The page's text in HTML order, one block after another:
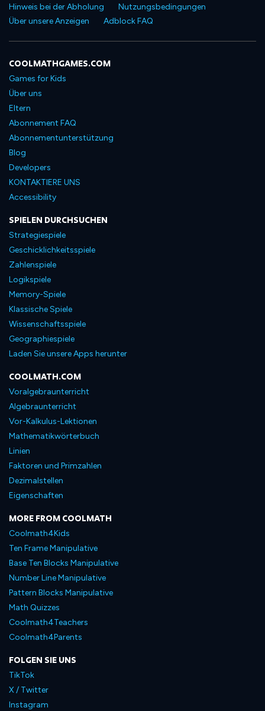
Hinweis bei der Abholung
Nutzungsbedingungen
Über unsere Anzeigen
Adblock FAQ
COOLMATHGAMES.COM
Games for Kids
Über uns
Eltern
Abonnement FAQ
Abonnementunterstützung
Blog
Developers
KONTAKTIERE UNS
Accessibility
SPIELEN DURCHSUCHEN
Strategiespiele
Geschicklichkeitsspiele
Zahlenspiele
Logikspiele
Memory-Spiele
Klassische Spiele
Wissenschaftsspiele
Geographiespiele
Laden Sie unsere Apps herunter
COOLMATH.COM
Voralgebraunterricht
Algebraunterricht
Vor-Kalkulus-Lektionen
Mathematikwörterbuch
Linien
Faktoren und Primzahlen
Dezimalstellen
Eigenschaften
MORE FROM COOLMATH
Coolmath4Kids
Ten Frame Manipulative
Base Ten Blocks Manipulative
Number Line Manipulative
Pattern Blocks Manipulative
Math Quizzes
Coolmath4Teachers
Coolmath4Parents
FOLGEN SIE UNS
TikTok
X / Twitter
Instagram